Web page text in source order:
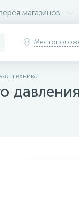
магазинов
техника
давления